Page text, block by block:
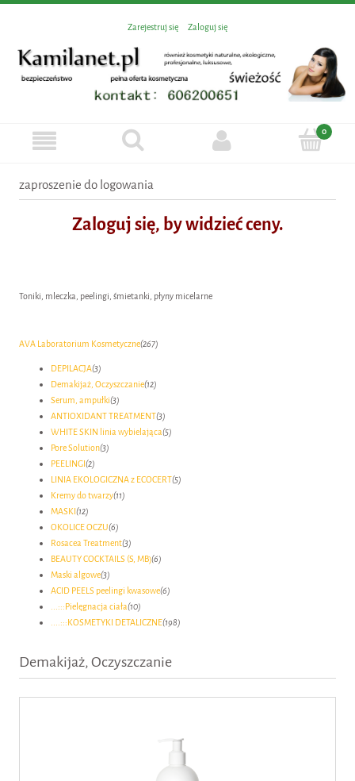
Zarejestruj się Zaloguj się
zaproszenie do logowania
Zaloguj się, by widzieć ceny.
Toniki, mleczka, peelingi, śmietanki, płyny micelarne
AVA Laboratorium Kosmetyczne(267)
DEPILACJA(3)
Demakijaż, Oczyszczanie(12)
Serum, ampułki(3)
ANTIOXIDANT TREATMENT(3)
WHITE SKIN linia wybielająca(5)
Pore Solution(3)
PEELINGI(2)
LINIA EKOLOGICZNA z ECOCERT(5)
Kremy do twarzy(11)
MASKI(12)
OKOLICE OCZU(6)
Rosacea Treatment(3)
BEAUTY COCKTAILS (S, MB)(6)
Maski algowe(3)
ACID PEELS peelingi kwasowe(6)
...:::Pielęgnacja ciała(10)
....:::KOSMETYKI DETALICZNE(198)
Demakijaż, Oczyszczanie